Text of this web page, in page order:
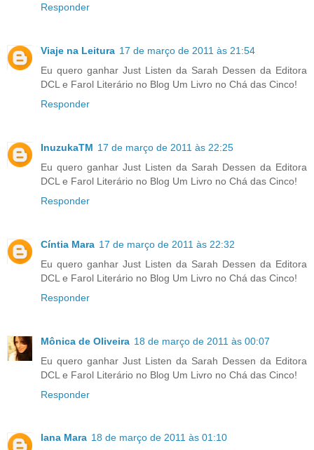
Responder
Viaje na Leitura 17 de março de 2011 às 21:54
Eu quero ganhar Just Listen da Sarah Dessen da Editora
DCL e Farol Literário no Blog Um Livro no Chá das Cinco!
Responder
InuzukaTM 17 de março de 2011 às 22:25
Eu quero ganhar Just Listen da Sarah Dessen da Editora
DCL e Farol Literário no Blog Um Livro no Chá das Cinco!
Responder
Cíntia Mara 17 de março de 2011 às 22:32
Eu quero ganhar Just Listen da Sarah Dessen da Editora
DCL e Farol Literário no Blog Um Livro no Chá das Cinco!
Responder
Mônica de Oliveira 18 de março de 2011 às 00:07
Eu quero ganhar Just Listen da Sarah Dessen da Editora
DCL e Farol Literário no Blog Um Livro no Chá das Cinco!
Responder
lana Mara 18 de março de 2011 às 01:10